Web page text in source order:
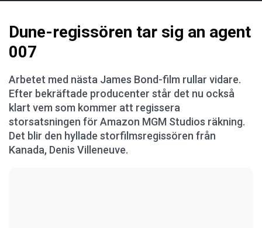
Dune-regissören tar sig an agent
007
Arbetet med nästa James Bond-film rullar vidare.
Efter bekräftade producenter står det nu också
klart vem som kommer att regissera
storsatsningen för Amazon MGM Studios räkning.
Det blir den hyllade storfilmsregissören från
Kanada, Denis Villeneuve.